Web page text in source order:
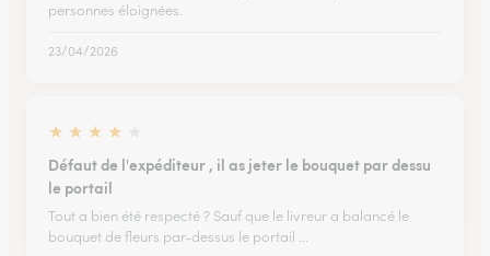
personnes éloignées.
23/04/2026
★ ★ ★ ★
Défaut de l'expéditeur , il as jeter le bouquet par dessu
le portail
Tout a bien été respecté ? Sauf que le livreur a balancé le
bouquet de fleurs par-dessus le portail ...